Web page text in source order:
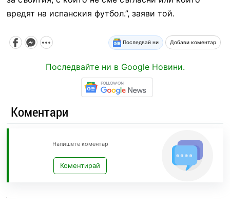
вредят на испанския футбол.”, заяви той.
Последвай ни Добави коментар
Последвайте ни в Google Новини.
Коментари
Напишете коментар
Коментирай